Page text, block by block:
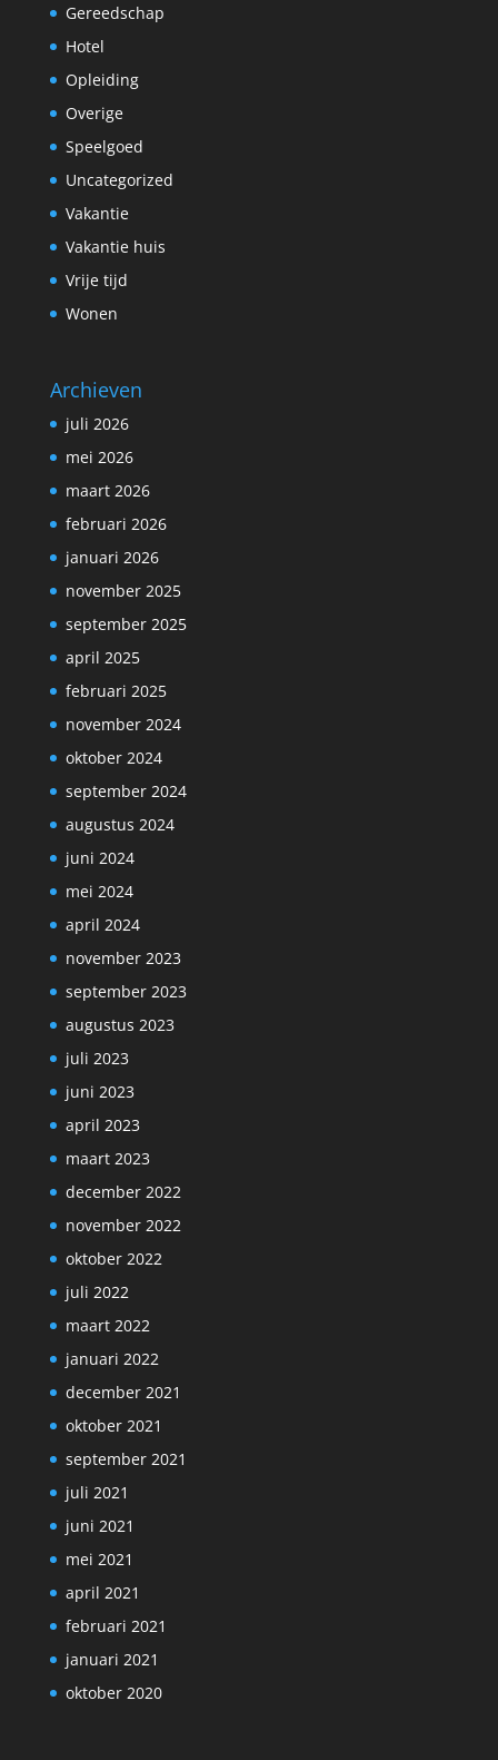
Gereedschap
Hotel
Opleiding
Overige
Speelgoed
Uncategorized
Vakantie
Vakantie huis
Vrije tijd
Wonen
Archieven
juli 2026
mei 2026
maart 2026
februari 2026
januari 2026
november 2025
september 2025
april 2025
februari 2025
november 2024
oktober 2024
september 2024
augustus 2024
juni 2024
mei 2024
april 2024
november 2023
september 2023
augustus 2023
juli 2023
juni 2023
april 2023
maart 2023
december 2022
november 2022
oktober 2022
juli 2022
maart 2022
januari 2022
december 2021
oktober 2021
september 2021
juli 2021
juni 2021
mei 2021
april 2021
februari 2021
januari 2021
oktober 2020